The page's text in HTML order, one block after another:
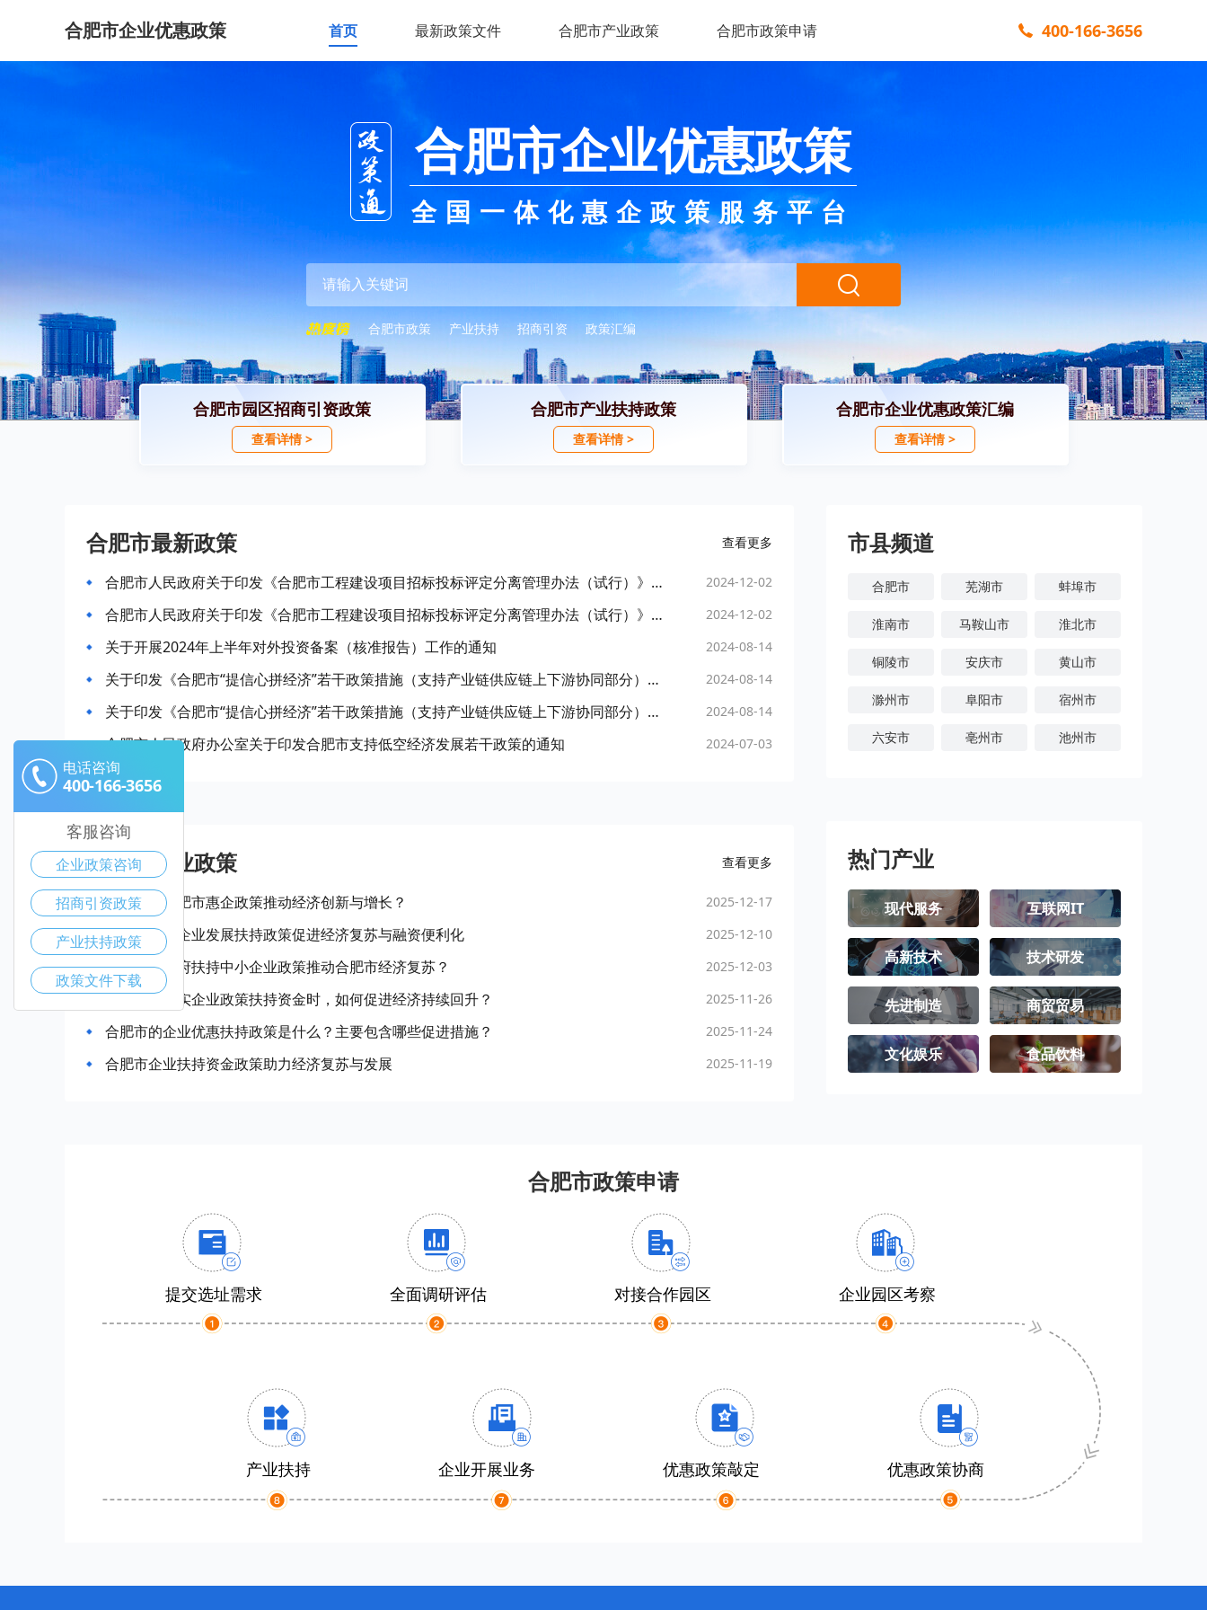
合肥市企业优惠政策 首页 最新政策文件 合肥市产业政策 合肥市政策申请 400-166-3656
合肥市企业优惠政策
全国一体化惠企政策服务平台
合肥市政策 产业扶持 招商引资 政策汇编
合肥市园区招商引资政策
查看详情 >
合肥市产业扶持政策
查看详情 >
合肥市企业优惠政策汇编
查看详情 >
合肥市最新政策 查看更多
合肥市人民政府关于印发《合肥市工程建设项目招标投标评定分离管理办法（试行）》的通知 2024-12-02
合肥市人民政府关于印发《合肥市工程建设项目招标投标评定分离管理办法（试行）》的通知 2024-12-02
关于开展2024年上半年对外投资备案（核准报告）工作的通知 2024-08-14
关于印发《合肥市“提信心拼经济”若干政策措施（支持产业链供应链上下游协同部分）实施细则》的通知 2024-08-14
关于印发《合肥市“提信心拼经济”若干政策措施（支持产业链供应链上下游协同部分）实施细则》的通知 2024-08-14
合肥市人民政府办公室关于印发合肥市支持低空经济发展若干政策的通知 2024-07-03
合肥市产业政策 查看更多
如何利用合肥市惠企政策推动经济创新与增长？ 2025-12-17
合肥市中小企业发展扶持政策促进经济复苏与融资便利化 2025-12-10
如何通过政府扶持中小企业政策推动合肥市经济复苏？ 2025-12-03
当合肥市落实企业政策扶持资金时，如何促进经济持续回升？ 2025-11-26
合肥市的企业优惠扶持政策是什么？主要包含哪些促进措施？ 2025-11-24
合肥市企业扶持资金政策助力经济复苏与发展 2025-11-19
市县频道
合肥市 芜湖市 蚌埠市
淮南市 马鞍山市 淮北市
铜陵市 安庆市 黄山市
滁州市 阜阳市 宿州市
六安市 亳州市 池州市
热门产业
现代服务 互联网IT
高新技术 技术研发
先进制造 商贸贸易
文化娱乐 食品饮料
合肥市政策申请
提交选址需求 全面调研评估 对接合作园区 企业园区考察
产业扶持 企业开展业务 优惠政策敲定 优惠政策协商
电话咨询
400-166-3656
客服咨询
企业政策咨询
招商引资政策
产业扶持政策
政策文件下载